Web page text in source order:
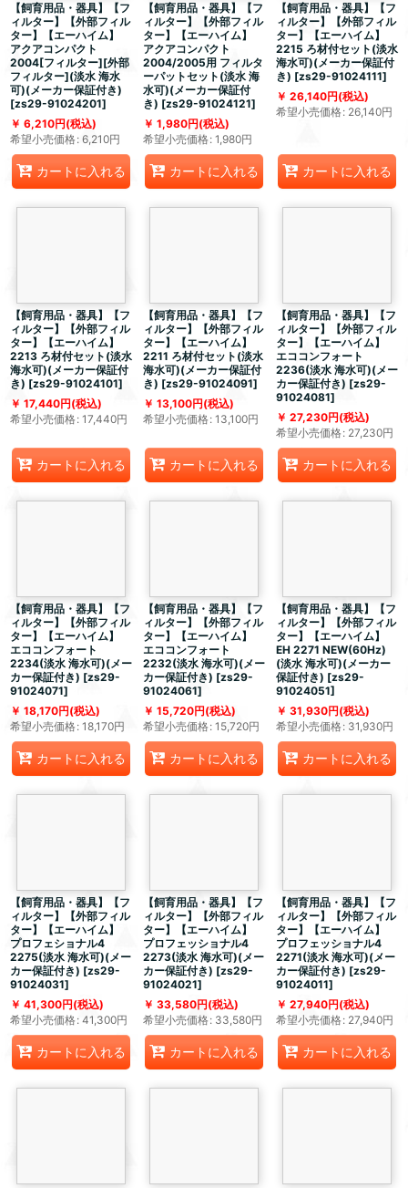
【飼育用品・器具】【フ
ィルター】【外部フィル
ター】【エーハイム】
アクアコンパクト
2004[フィルター][外部
フィルター](淡水 海水
可)(メーカー保証付き)
[zs29-91024201]
6,210円(税込)
希望小売価格: 6,210円
カートに入れる
【飼育用品・器具】【フ
ィルター】【外部フィル
ター】【エーハイム】
アクアコンパクト
2004/2005用 フィルタ
ーパットセット(淡水 海
水可)(メーカー保証付
き) [zs29-91024121]
1,980円(税込)
希望小売価格: 1,980円
カートに入れる
【飼育用品・器具】【フ
ィルター】【外部フィル
ター】【エーハイム】
2215 ろ材付セット(淡水
海水可)(メーカー保証付
き) [zs29-91024111]
26,140円(税込)
希望小売価格: 26,140円
カートに入れる
【飼育用品・器具】【フ
ィルター】【外部フィル
ター】【エーハイム】
2213 ろ材付セット(淡水
海水可)(メーカー保証付
き) [zs29-91024101]
17,440円(税込)
希望小売価格: 17,440円
カートに入れる
【飼育用品・器具】【フ
ィルター】【外部フィル
ター】【エーハイム】
2211 ろ材付セット(淡水
海水可)(メーカー保証付
き) [zs29-91024091]
13,100円(税込)
希望小売価格: 13,100円
カートに入れる
【飼育用品・器具】【フ
ィルター】【外部フィル
ター】【エーハイム】
エココンフォート
2236(淡水 海水可)(メー
カー保証付き) [zs29-
91024081]
27,230円(税込)
希望小売価格: 27,230円
カートに入れる
【飼育用品・器具】【フ
ィルター】【外部フィル
ター】【エーハイム】
エココンフォート
2234(淡水 海水可)(メー
カー保証付き) [zs29-
91024071]
18,170円(税込)
希望小売価格: 18,170円
カートに入れる
【飼育用品・器具】【フ
ィルター】【外部フィル
ター】【エーハイム】
エココンフォート
2232(淡水 海水可)(メー
カー保証付き) [zs29-
91024061]
15,720円(税込)
希望小売価格: 15,720円
カートに入れる
【飼育用品・器具】【フ
ィルター】【外部フィル
ター】【エーハイム】
EH 2271 NEW(60Hz)
(淡水 海水可)(メーカー
保証付き) [zs29-
91024051]
31,930円(税込)
希望小売価格: 31,930円
カートに入れる
【飼育用品・器具】【フ
ィルター】【外部フィル
ター】【エーハイム】
プロフェショナル4
2275(淡水 海水可)(メー
カー保証付き) [zs29-
91024031]
41,300円(税込)
希望小売価格: 41,300円
カートに入れる
【飼育用品・器具】【フ
ィルター】【外部フィル
ター】【エーハイム】
プロフェッショナル4
2273(淡水 海水可)(メー
カー保証付き) [zs29-
91024021]
33,580円(税込)
希望小売価格: 33,580円
カートに入れる
【飼育用品・器具】【フ
ィルター】【外部フィル
ター】【エーハイム】
プロフェッショナル4
2271(淡水 海水可)(メー
カー保証付き) [zs29-
91024011]
27,940円(税込)
希望小売価格: 27,940円
カートに入れる